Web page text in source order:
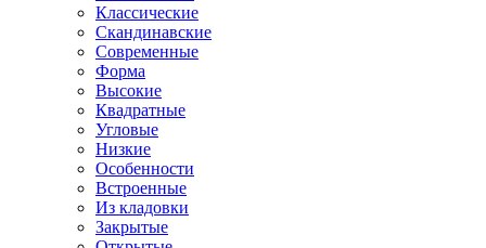
Классические
Скандинавские
Современные
Форма
Высокие
Квадратные
Угловые
Низкие
Особенности
Встроенные
Из кладовки
Закрытые